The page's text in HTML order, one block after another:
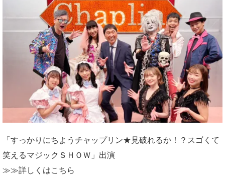
「すっかりにちようチャップリン★見破れるか！？スゴくて
笑えるマジックＳＨＯＷ」出演
≫≫詳しくはこちら